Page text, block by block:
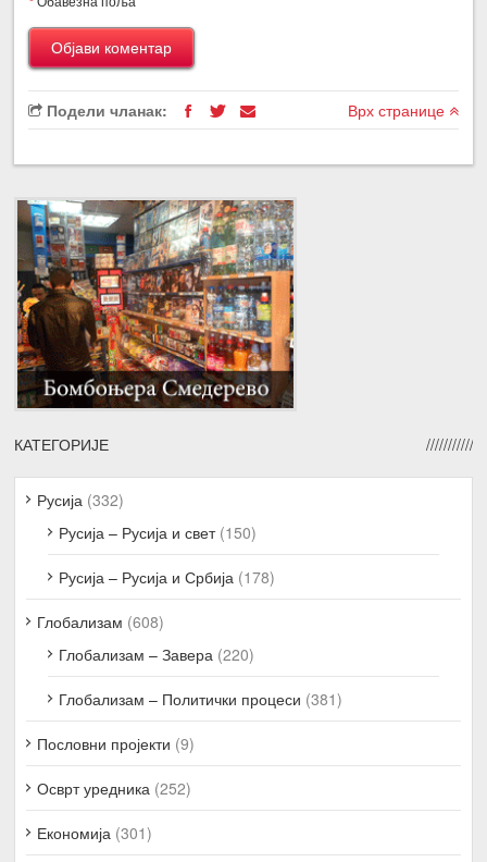
Подели чланак: Врх странице
КАТЕГОРИЈЕ
Русија (332)
Русија – Русија и свет(150)
Русија – Русија и Србија (178)
Глобализам (608)
Глобализам – Завера (220)
Глобализам – Политички процеси (381)
Пословни пројекти (9)
Осврт уредника (252)
Економија (301)